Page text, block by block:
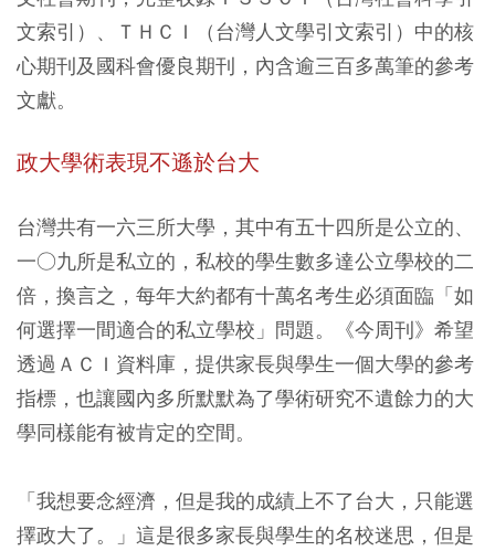
文索引）、ＴＨＣＩ（台灣人文學引文索引）中的核
心期刊及國科會優良期刊，內含逾三百多萬筆的參考
文獻。
政大學術表現不遜於台大
台灣共有一六三所大學，其中有五十四所是公立的、
一○九所是私立的，私校的學生數多達公立學校的二
倍，換言之，每年大約都有十萬名考生必須面臨「如
何選擇一間適合的私立學校」問題。《今周刊》希望
透過ＡＣＩ資料庫，提供家長與學生一個大學的參考
指標，也讓國內多所默默為了學術研究不遺餘力的大
學同樣能有被肯定的空間。
「我想要念經濟，但是我的成績上不了台大，只能選
擇政大了。」這是很多家長與學生的名校迷思，但是